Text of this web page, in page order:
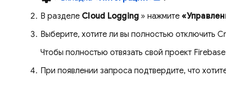
В разделе Cloud Logging » нажмите
Выберите, хотите ли вы полностью отключить
Чтобы полностью отвязать свой проект
При появлении запроса подтвердите, что